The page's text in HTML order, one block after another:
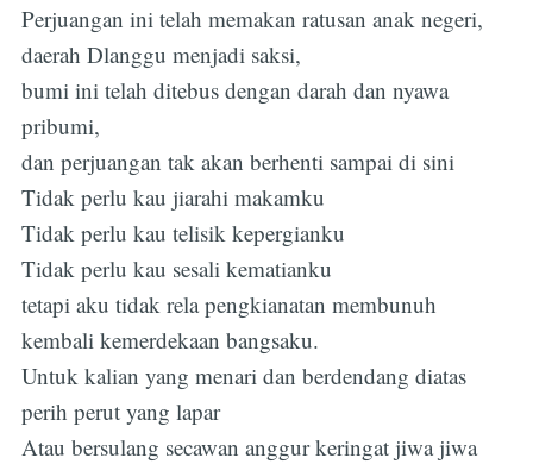
Perjuangan ini telah memakan ratusan anak negeri,
daerah Dlanggu menjadi saksi,
bumi ini telah ditebus dengan darah dan nyawa
pribumi,
dan perjuangan tak akan berhenti sampai di sini
Tidak perlu kau jiarahi makamku
Tidak perlu kau telisik kepergianku
Tidak perlu kau sesali kematianku
tetapi aku tidak rela pengkianatan membunuh
kembali kemerdekaan bangsaku.
Untuk kalian yang menari dan berdendang diatas
perih perut yang lapar
Atau bersulang secawan anggur keringat jiwa jiwa